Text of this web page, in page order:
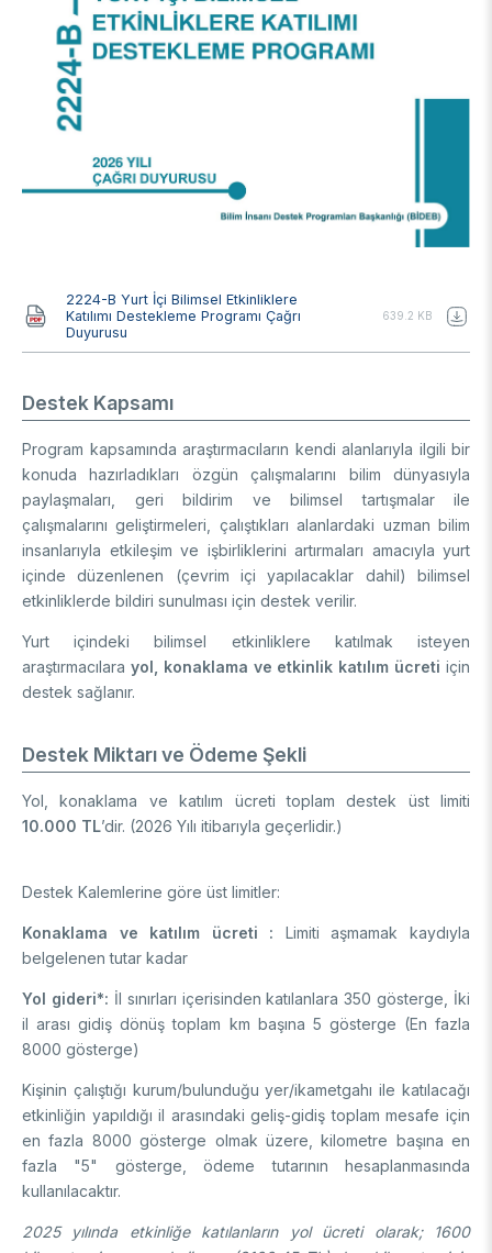
2224-B Yurt İçi Bilimsel Etkinliklere
Katılımı Destekleme Programı Çağrı
Duyurusu
639.2 KB
Destek Kapsamı
Program kapsamında araştırmacıların kendi alanlarıyla ilgili bir
konuda hazırladıkları özgün çalışmalarını bilim dünyasıyla
paylaşmaları, geri bildirim ve bilimsel tartışmalar ile
çalışmalarını geliştirmeleri, çalıştıkları alanlardaki uzman bilim
insanlarıyla etkileşim ve işbirliklerini artırmaları amacıyla yurt
içinde düzenlenen (çevrim içi yapılacaklar dahil) bilimsel
etkinliklerde bildiri sunulması için destek verilir.
Yurt içindeki bilimsel etkinliklere katılmak isteyen
araştırmacılara yol, konaklama ve etkinlik katılım ücreti için
destek sağlanır.
Destek Miktarı ve Ödeme Şekli
Yol, konaklama ve katılım ücreti toplam destek üst limiti
10.000 TL’dir. (2026 Yılı itibarıyla geçerlidir.)
Destek Kalemlerine göre üst limitler:
Konaklama ve katılım ücreti : Limiti aşmamak kaydıyla
belgelenen tutar kadar
Yol gideri*: İl sınırları içerisinden katılanlara 350 gösterge, İki
il arası gidiş dönüş toplam km başına 5 gösterge (En fazla
8000 gösterge)
Kişinin çalıştığı kurum/bulunduğu yer/ikametgahı ile katılacağı
etkinliğin yapıldığı il arasındaki geliş-gidiş toplam mesafe için
en fazla 8000 gösterge olmak üzere, kilometre başına en
fazla "5" gösterge, ödeme tutarının hesaplanmasında
kullanılacaktır.
2025 yılında etkinliğe katılanların yol ücreti olarak; 1600